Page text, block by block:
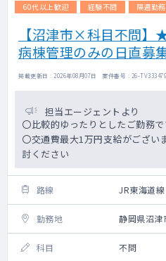
60代以上歓迎
経験不問 隔週勤
【沼津市×科目不問
病棟管理のみの日直募
掲載更新日 : 2026年08月07日 案件番号 : 26-TV333479
担当エージェントより
〇比較的ゆったりとしたご勤務で
〇交通費最大1万円支給がござい
討ください
路線 JR東海道線
勤務地 静岡県沼津
科目 不問